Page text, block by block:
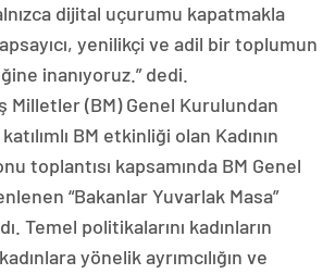
dijital uçurumu kapatmakla
yenilikçi ve adil bir toplumun
inanıyoruz.” dedi.
Milletler (BM) Genel Kurulundan
BM etkinliği olan Kadının
toplantısı kapsamında BM Genel
“Bakanlar Yuvarlak Masa”
Temel politikalarını kadınların
yönelik ayrımcılığın ve